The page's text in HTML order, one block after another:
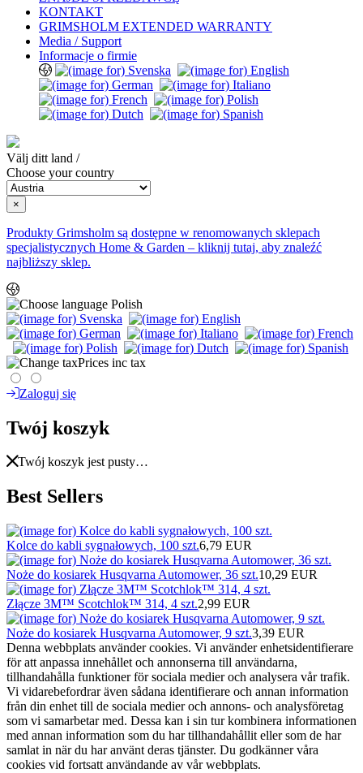
KONTAKT
GRIMSHOLM EXTENDED WARRANTY
Media / Support
Informacje o firmie
Välj ditt land /
Choose your country
×
Produkty Grimsholm są dostępne w renomowanych sklepach
specjalistycznych Home & Garden – kliknij tutaj, aby znaleźć
najbliższy sklep.
Polish
Prices inc tax
Zaloguj się
Twój koszyk
Twój koszyk jest pusty…
Best Sellers
Kolce do kabli sygnałowych, 100 szt.6,79 EUR
Noże do kosiarek Husqvarna Automower, 36 szt.10,29 EUR
Złącze 3M™ Scotchlok™ 314, 4 szt.2,99 EUR
Noże do kosiarek Husqvarna Automower, 9 szt.3,39 EUR
Denna webbplats använder cookies. Vi använder enhetsidentifierare
för att anpassa innehållet och annonserna till användarna,
tillhandahålla funktioner för sociala medier och analysera vår trafik.
Vi vidarebefordrar även sådana identifierare och annan information
från din enhet till de sociala medier och annons- och analysföretag
som vi samarbetar med. Dessa kan i sin tur kombinera informationen
med annan information som du har tillhandahållit eller som de har
samlat in när du har använt deras tjänster. Du godkänner våra
cookies vid fortsatt användande av vår webbplats.